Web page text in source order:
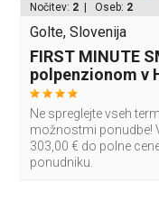
Nočitev: 2 | Oseb: 2
Golte, Slovenija
FIRST MINUTE
polpenzionom v
Ne spreglejte vseh
možnostmi ponudbe!
303,00 € do polne
ponudniku.